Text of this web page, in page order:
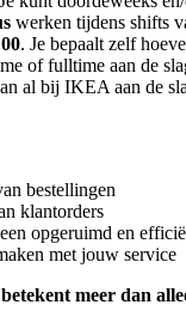
werken tijdens shifts
. Je bepaalt zelf
of fulltime aan de
al bij IKEA aan de
bestellingen
klantorders
opgeruimd en
met jouw service
meer dan